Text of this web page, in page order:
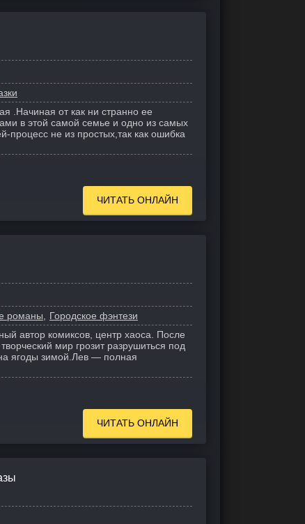
.Начиная от как ни странно ее
в этой самой семье и одно из самых
процесс не из простых,так как ошибка
ЧИТАТЬ ОНЛАЙН
романы
Городское фэнтези
автор комиксов, центр хаоса. После
мир грозит разрушиться под
ягоды зимой. Лев — полная
ЧИТАТЬ ОНЛАЙН